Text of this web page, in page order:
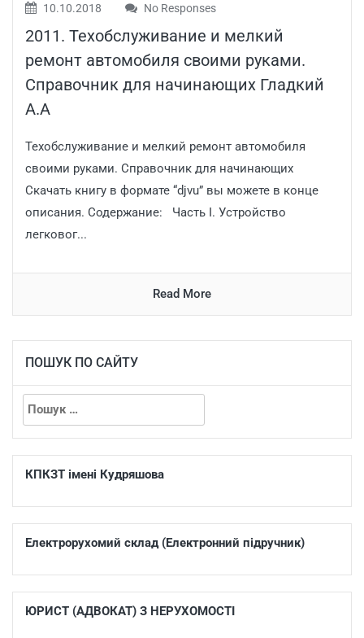
10.10.2018 No Responses
2011. Техобслуживание и мелкий
ремонт автомобиля своими руками.
Справочник для начинающих Гладкий
А.А
Техобслуживание и мелкий ремонт автомобиля
своими руками. Справочник для начинающих
Скачать книгу в формате “djvu” вы можете в конце
описания. Содержание: Часть I. Устройство
легковог...
Read More
ПОШУК ПО САЙТУ
КПКЗТ імені Кудряшова
Електрорухомий склад (Електронний підручник)
ЮРИСТ (АДВОКАТ) З НЕРУХОМОСТІ